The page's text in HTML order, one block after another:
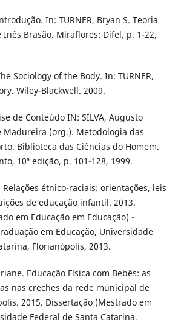
In: TURNER, Bryan S. Teoria
Inês Brasão. Miraflores: Difel, p. 1-22,
Sociology of the Body. In: TURNER,
Wiley-Blackwell. 2009.
de Conteúdo IN: SILVA, Augusto
Madureira (org.). Metodologia das
Biblioteca das Ciências do Homem.
10ª edição, p. 101-128, 1999.
Relações étnico-raciais: orientações, leis
de educação infantil. 2013.
em Educação em Educação) -
em Educação, Universidade
Florianópolis, 2013.
Educação Física com Bebês: as
nas creches da rede municipal de
2015. Dissertação (Mestrado em
Federal de Santa Catarina.